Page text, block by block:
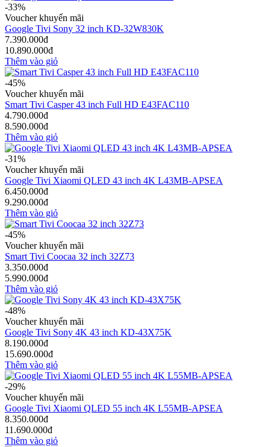
-33%
Voucher khuyến mãi
Google Tivi Sony 32 inch KD-32W830K
7.390.000đ
10.890.000đ
Thêm vào giỏ
-45%
Voucher khuyến mãi
Smart Tivi Casper 43 inch Full HD E43FAC110
4.790.000đ
8.590.000đ
Thêm vào giỏ
-31%
Voucher khuyến mãi
Google Tivi Xiaomi QLED 43 inch 4K L43MB-APSEA
6.450.000đ
9.290.000đ
Thêm vào giỏ
-45%
Voucher khuyến mãi
Smart Tivi Coocaa 32 inch 32Z73
3.350.000đ
5.990.000đ
Thêm vào giỏ
-48%
Voucher khuyến mãi
Google Tivi Sony 4K 43 inch KD-43X75K
8.190.000đ
15.690.000đ
Thêm vào giỏ
-29%
Voucher khuyến mãi
Google Tivi Xiaomi QLED 55 inch 4K L55MB-APSEA
8.350.000đ
11.690.000đ
Thêm vào giỏ